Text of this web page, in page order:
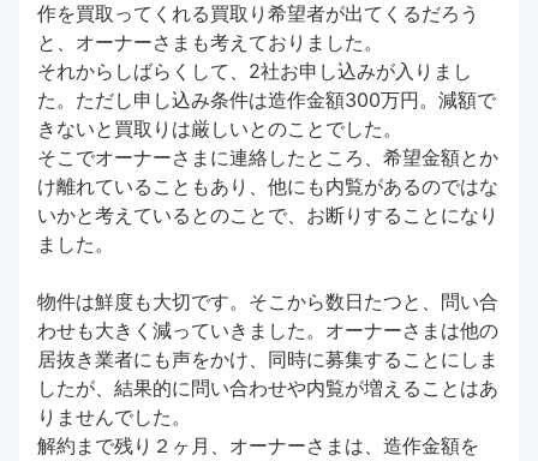
作を買取ってくれる買取り希望者が出てくるだろう
と、オーナーさまも考えておりました。
それからしばらくして、2社お申し込みが入りまし
た。ただし申し込み条件は造作金額300万円。減額で
きないと買取りは厳しいとのことでした。
そこでオーナーさまに連絡したところ、希望金額とか
け離れていることもあり、他にも内覧があるのではな
いかと考えているとのことで、お断りすることになり
ました。
物件は鮮度も大切です。そこから数日たつと、問い合
わせも大きく減っていきました。オーナーさまは他の
居抜き業者にも声をかけ、同時に募集することにしま
したが、結果的に問い合わせや内覧が増えることはあ
りませんでした。
解約まで残り２ヶ月、オーナーさまは、造作金額を